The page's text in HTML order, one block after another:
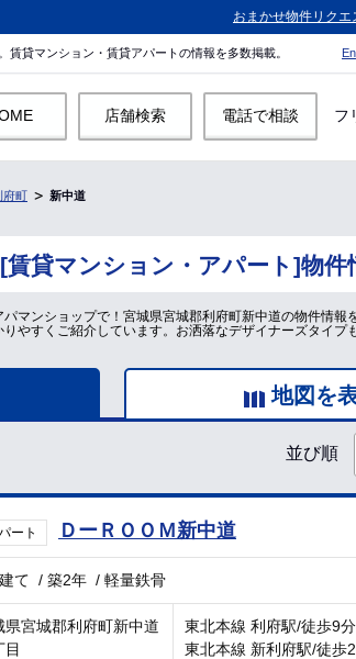
おまかせ物件リクエ
貸マンション・賃貸アパートの情報を多数掲載。
店舗検索 電話で相談 フ
府町 新中道
貸マンション・アパート]物件
マンショップで！宮城県宮城郡利府町新中道の物件情
やすくご紹介しています。お洒落なデザイナーズタイ
地図を
並び順
ート ＤーＲＯＯＭ新中道
て /築2年 /軽量鉄骨
県宮城郡利府町新中道
目
東北本線 利府駅/徒歩9分
東北本線 新利府駅/徒歩